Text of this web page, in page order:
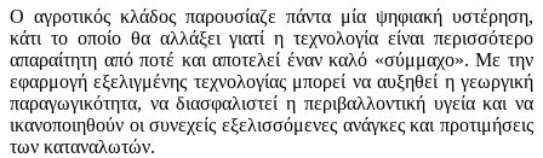
Ο αγροτικός κλάδος παρουσίαζε πάντα μία ψηφιακή υστέρηση,
κάτι το οποίο θα αλλάξει γιατί η τεχνολογία είναι περισσότερο
απαραίτητη από ποτέ και αποτελεί έναν καλό «σύμμαχο». Με την
εφαρμογή εξελιγμένης τεχνολογίας μπορεί να αυξηθεί η γεωργική
παραγωγικότητα, να διασφαλιστεί η περιβαλλοντική υγεία και να
ικανοποιηθούν οι συνεχείς εξελισσόμενες ανάγκες και προτιμήσεις
των καταναλωτών.